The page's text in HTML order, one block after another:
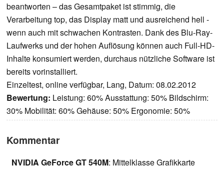
beantworten – das Gesamtpaket ist stimmig, die
Verarbeitung top, das Display matt und ausreichend hell -
wenn auch mit schwachen Kontrasten. Dank des Blu-Ray-
Laufwerks und der hohen Auflösung können auch Full-HD-
Inhalte konsumiert werden, durchaus nützliche Software ist
bereits vorinstalliert.
Einzeltest, online verfügbar, Lang, Datum: 08.02.2012
Bewertung: Leistung: 60% Ausstattung: 50% Bildschirm:
30% Mobilität: 60% Gehäuse: 50% Ergonomie: 50%
Kommentar
NVIDIA GeForce GT 540M: Mittelklasse Grafikkarte